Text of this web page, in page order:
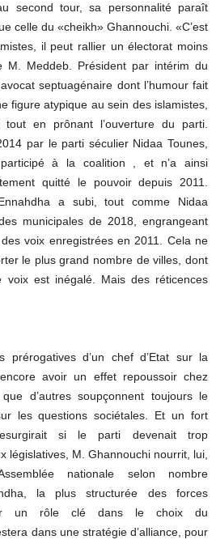
second tour, sa personnalité paraît
celle du «cheikh» Ghannouchi. «C’est
il peut rallier un électorat moins
M. Meddeb. Président par intérim du
septuagénaire dont l’humour fait
figure atypique au sein des islamistes,
tout en prônant l’ouverture du parti.
par le parti séculier Nidaa Tounes,
à la coalition , et n’a ainsi
quitté le pouvoir depuis 2011.
a subi, tout comme Nidaa
municipales de 2018, engrangeant
voix enregistrées en 2011. Cela ne
le plus grand nombre de villes, dont
voix est inégalé. Mais des réticences
prérogatives d’un chef d’Etat sur la
avoir un effet repoussoir chez
d’autres soupçonnent toujours le
les questions sociétales. Et un fort
si le parti devenait trop
législatives, M. Ghannouchi nourrit, lui,
nationale selon nombre
la plus structurée des forces
un rôle clé dans le choix du
dans une stratégie d’alliance, pour